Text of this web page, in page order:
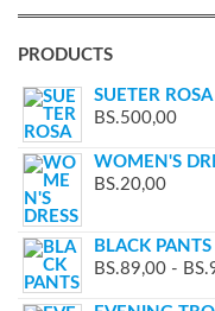
PRODUCTS
SUETER ROSA
BS.500,00
WOMEN'S
BS.20,00
BLACK PANTS
BS.89,00 - BS.